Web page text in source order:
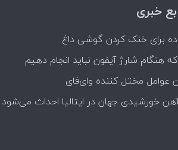
خبری
برای خنک کردن گوشی داغ
هنگام شارژ آیفون نباید انجام دهیم
مختل کننده وای‌فای
خورشیدی جهان در ایتالیا احداث می‌شود